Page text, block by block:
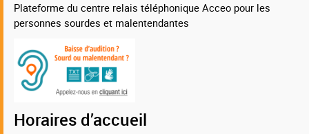
Plateforme du centre relais téléphonique Acceo pour les
personnes sourdes et malentendantes
Horaires d’accueil